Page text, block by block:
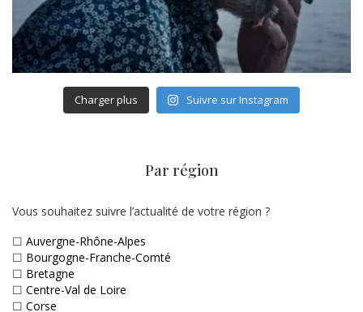
Charger plus Suivre sur Instagram
Par région
Vous souhaitez suivre l’actualité de votre région ?
☐ Auvergne-Rhône-Alpes
☐ Bourgogne-Franche-Comté
☐ Bretagne
☐ Centre-Val de Loire
☐ Corse